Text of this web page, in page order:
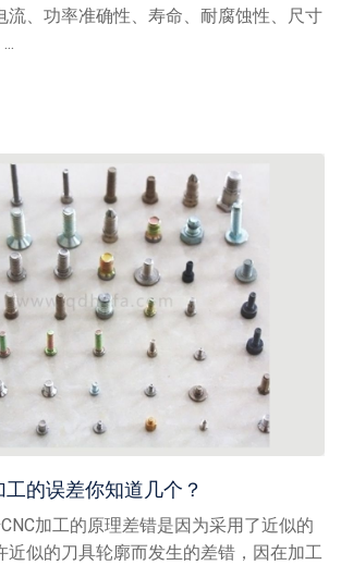
流、功率准确性、寿命、耐腐蚀性、尺寸
的误差你知道几个？
加工的原理差错是因为采用了近似的
近似的刀具轮廓而发生的差错，因在加工